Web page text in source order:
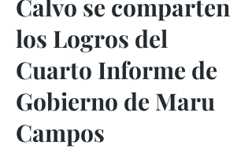
Calvo se comparten
los Logros del
Cuarto Informe de
Gobierno de Maru
Campos